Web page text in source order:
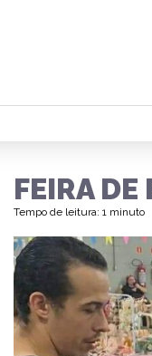
FEIRA DE
Tempo de leitura: 1 minuto